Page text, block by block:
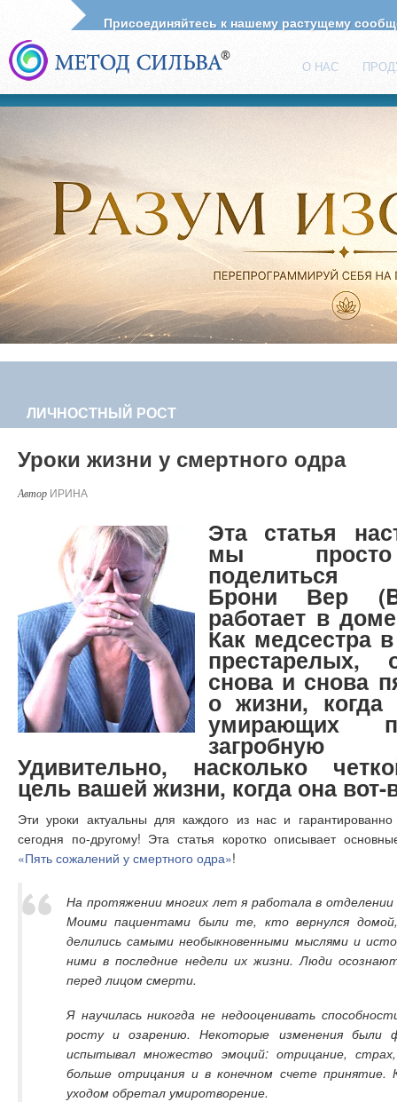
О НАС
Присоединяйтесь к нашему растущему
ЛИЧНОСТНЫЙ РОСТ
Уроки жизни у смертного одра
ИРИНА
Эта статья
мы
поделиться
Брони Вер
работает в
Как медсестра
снова и снова
о жизни, когда
умирающих
Удивительно, насколько
цель вашей жизни, когда она вот-
Эти уроки актуальны для каждого из нас и
сегодня по-другому! Эта статья коротко описывает
«Пять сожалений у смертного одра»!
На протяжении многих лет я работала в
Моими пациентами были те, кто вернулся
делились самыми необыкновенными мыслями и
ними в последние недели их жизни. Люди
перед лицом смерти.
Я научилась никогда не недооценивать
росту и озарению. Некоторые изменения были
испытывал множество эмоций: отрицание,
больше отрицания и в конечном счете принятие.
уходом обретал умиротворение.